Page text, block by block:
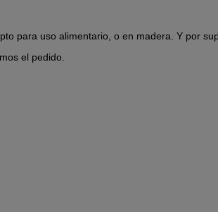
para uso alimentario, o en madera. Y por
el pedido.